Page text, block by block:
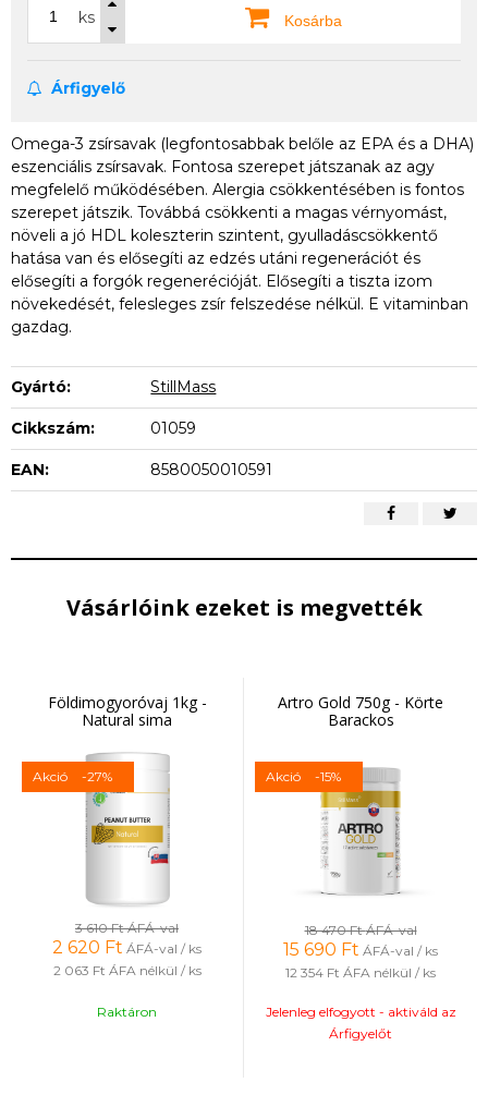
ks Kosárba
Árfigyelő
Omega-3 zsírsavak (legfontosabbak belőle az EPA és a DHA)
eszenciális zsírsavak. Fontosa szerepet játszanak az agy
megfelelő működésében. Alergia csökkentésében is fontos
szerepet játszik. Továbbá csökkenti a magas vérnyomást,
növeli a jó HDL koleszterin szintent, gyulladáscsökkentő
hatása van és elősegíti az edzés utáni regenerációt és
elősegíti a forgók regenerécióját. Elősegíti a tiszta izom
növekedését, felesleges zsír felszedése nélkül. E vitaminban
gazdag.
Gyártó: StillMass
Cikkszám: 01059
EAN: 8580050010591
Vásárlóink ezeket is megvették
Földimogyoróvaj 1kg -
Natural sima
Akció -27%
3 610 FtÁFÁ-val
2 620 Ft ÁFÁ-val / ks
2 063 Ft ÁFA nélkül / ks
Raktáron
Artro Gold 750g - Körte
Barackos
Akció -15%
18 470 FtÁFÁ-val
15 690 Ft ÁFÁ-val / ks
12 354 Ft ÁFA nélkül / ks
Jelenleg elfogyott - aktiváld az
Árfigyelőt